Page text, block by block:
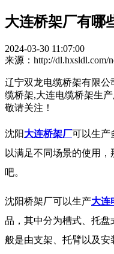
大连桥架厂有哪
2024-03-30 11:07:00
来源：http://dl.hxsldl.com/
辽宁双龙电缆桥架有限公
缆桥架,大连电缆桥架生
敬请关注！
沈阳大连桥架厂可以生产
以满足不同场景的使用
吧。
沈阳桥架厂可以生产大连
品，其中分为槽式、托
般是由支架、托臂以及